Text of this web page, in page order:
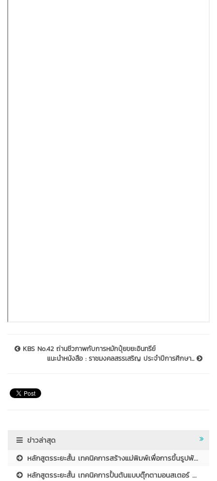
KBS No.42 ถ่านชีวภาพกับการหมักปุ๋ยขยะอินทรีย์
แนะนำหนังสือ : ราชมงคลสรรเสริญ ประจำปีการศึกษา...
ข่าวล่าสุด
หลักสูตรระยะสั้น เทคนิคการสร้างแม่พิมพ์เพื่อการขึ้นรูปพั...
หลักสูตรระยะสั้น เทคนิคการปั้นต้นแบบตุ๊กตามอนสเตอร์ ...